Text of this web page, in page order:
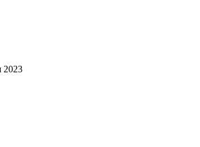
2023